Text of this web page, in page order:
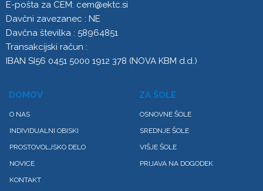
E-pošta za CEM: cem@ektc.si
Davčni zavezanec : NE
Davčna številka : 58964851
Transakcijski račun :
IBAN SI56 0451 5000 1912 378 (NOVA KBM d.d.)
DOMOV
O NAS
INDIVIDUALNI OBISKI
PROSTOVOLJSKO DELO
NOVICE
KONTAKT
ZA ŠOLE
OSNOVNE ŠOLE
SREDNJE ŠOLE
VIŠJE ŠOLE
PRIJAVA NA DOGODEK